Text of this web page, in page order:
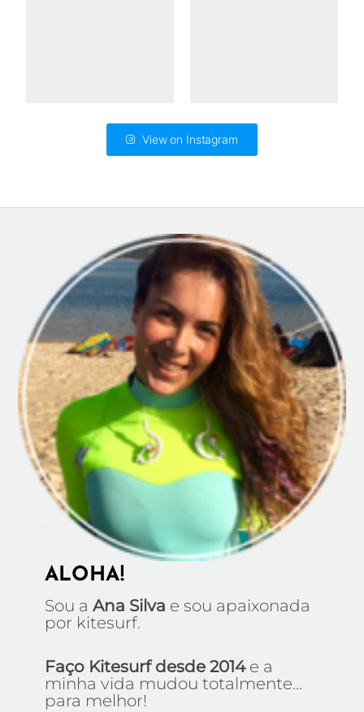
View on Instagram
ALOHA!
Sou a Ana Silva e sou apaixonada
por kitesurf.
Faço Kitesurf desde 2014e a
minha vida mudou totalmente...
para melhor!